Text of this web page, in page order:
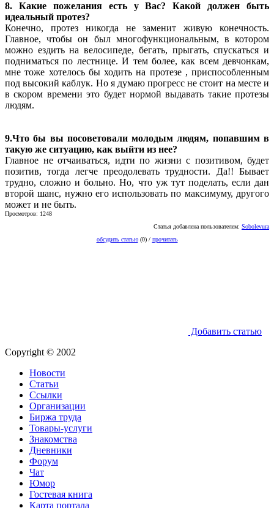
8. Какие пожелания есть у Вас? Какой должен быть
идеальный протез?
Конечно, протез никогда не заменит живую конечность.
Главное, чтобы он был многофункциональным, в котором
можно ездить на велосипеде, бегать, прыгать, спускаться и
подниматься по лестнице. И тем более, как всем девчонкам,
мне тоже хотелось бы ходить на протезе , приспособленным
под высокий каблук. Но я думаю прогресс не стоит на месте и
в скором времени это будет нормой выдавать такие протезы
людям.
9.Что бы вы посоветовали молодым людям, попавшим в
такую же ситуацию, как выйти из нее?
Главное не отчаиваться, идти по жизни с позитивом, будет
позитив, тогда легче преодолевать трудности. Да!! Бывает
трудно, сложно и больно. Но, что уж тут поделать, если дан
второй шанс, нужно его использовать по максимуму, другого
может и не быть.
Просмотров: 1248
Статья добавлена пользователем: Sobolevura
обсудить статью(0) / прочитать
Добавить статью
Copyright © 2002
Новости
Статьи
Ссылки
Организации
Биржа труда
Товары-услуги
Знакомства
Дневники
Форум
Чат
Юмор
Гостевая книга
Карта портала